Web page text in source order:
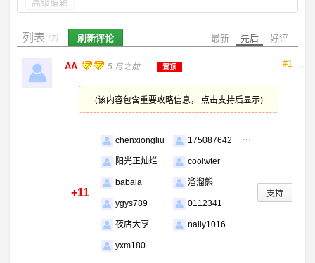
最新 先后 好评
列表 (7) 刷新评论
#1
AA 5 月之前 置顶
(该内容包含重要攻略信息， 点击支持后显示)
+11
chenxiongliu 175087642
阳光正灿烂 coolwter
babala 溜溜熊
ygys789 0112341
夜店大亨 nally1016
yxm180
...
支持